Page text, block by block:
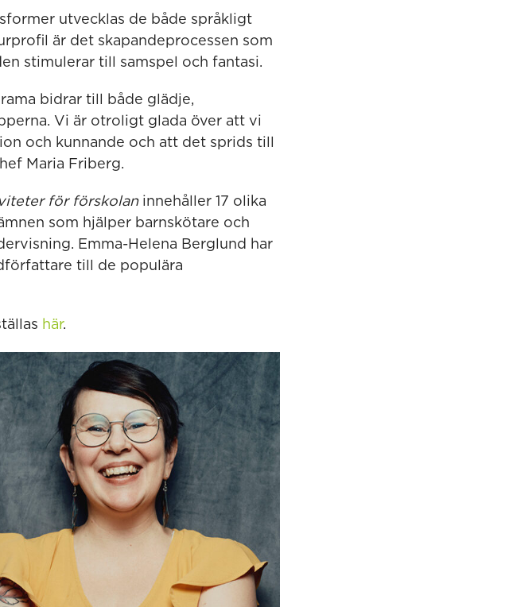
utvecklas de både språkligt
är det skapandeprocessen som
stimulerar till samspel och fantasi.
bidrar till både glädje,
Vi är otroligt glada över att vi
och kunnande och att det sprids till
Maria Friberg.
för förskolaninnehåller 17 olika
som hjälper barnskötare och
Emma-Helena Berglund har
till de populära
här.